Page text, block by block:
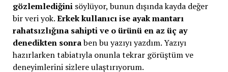
gözlemlediğinisöylüyor, bunun dışında kayda değer
bir veri yok.Erkek kullanıcı ise ayak mantarı
rahatsızlığına sahipti ve o ürünü en az üç ay
denedikten sonraben bu yazıyı yazdım. Yazıyı
hazırlarken tabiatıyla onunla tekrar görüştüm ve
deneyimlerini sizlere ulaştırıyorum.